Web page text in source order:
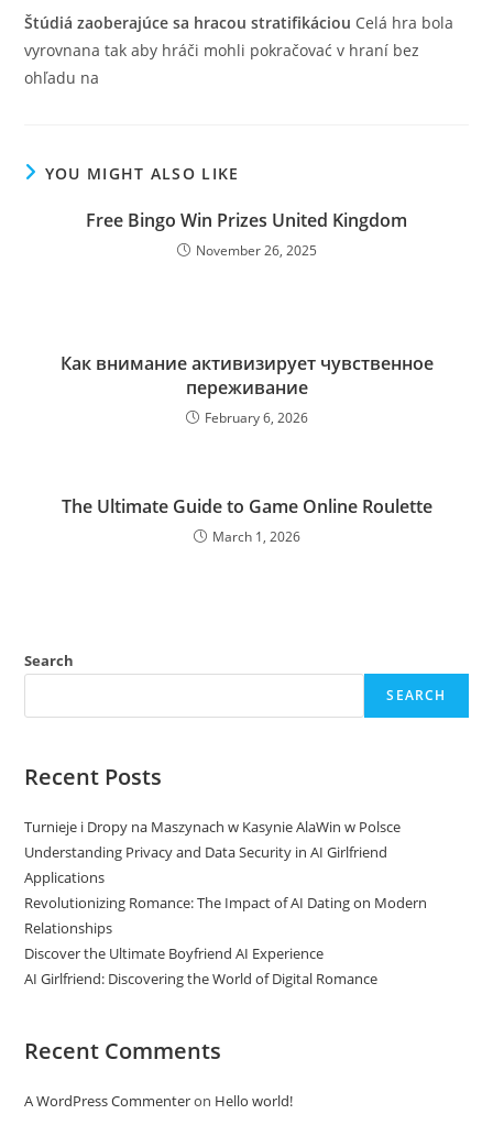
Štúdiá zaoberajúce sa hracou stratifikáciou Celá hra bola
vyrovnana tak aby hráči mohli pokračovać v hraní bez
ohľadu na
YOU MIGHT ALSO LIKE
Free Bingo Win Prizes United Kingdom
November 26, 2025
Как внимание активизирует чувственное
переживание
February 6, 2026
The Ultimate Guide to Game Online Roulette
March 1, 2026
Search
SEARCH
Recent Posts
Turnieje i Dropy na Maszynach w Kasynie AlaWin w Polsce
Understanding Privacy and Data Security in AI Girlfriend
Applications
Revolutionizing Romance: The Impact of AI Dating on Modern
Relationships
Discover the Ultimate Boyfriend AI Experience
AI Girlfriend: Discovering the World of Digital Romance
Recent Comments
A WordPress Commenteron Hello world!